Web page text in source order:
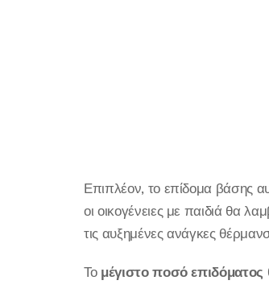
Επιπλέον, το επίδομα βάσης
οι οικογένειες με παιδιά θα
τις αυξημένες ανάγκες
Το μέγιστο ποσό επιδόματος